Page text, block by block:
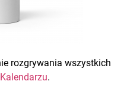
rozgrywania wszystkich
Kalendarzu.